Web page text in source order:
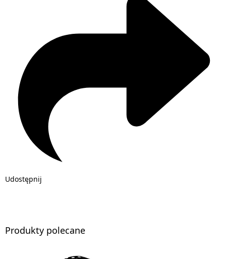
Udostępnij
Produkty polecane